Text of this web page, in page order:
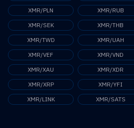
XMR/PLN
XMR/RUB
XMR/SEK
XMR/THB
XMR/TWD
XMR/UAH
XMR/VEF
XMR/VND
XMR/XAU
XMR/XDR
XMR/XRP
XMR/YFI
XMR/LINK
XMR/SATS